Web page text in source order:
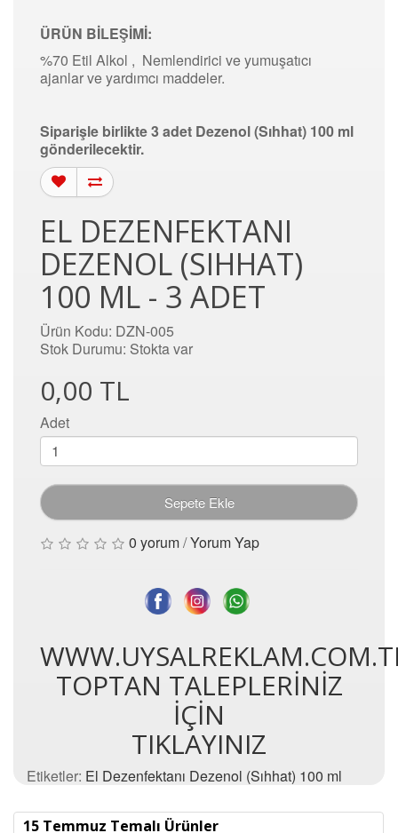
ÜRÜN BİLEŞİMİ:
%70 Etil Alkol , Nemlendirici ve yumuşatıcı
ajanlar ve yardımcı maddeler.
Siparişle birlikte 3 adet Dezenol (Sıhhat) 100 ml
gönderilecektir.
EL DEZENFEKTANI
DEZENOL (SIHHAT)
100 ML - 3 ADET
Ürün Kodu: DZN-005
Stok Durumu: Stokta var
0,00 TL
Adet
Sepete Ekle
0 yorum/Yorum Yap
TOPTAN TALEPLERİNİZ
İÇİN
TIKLAYINIZ
Etiketler: El Dezenfektanı Dezenol (Sıhhat) 100 ml
15 Temmuz Temalı Ürünler